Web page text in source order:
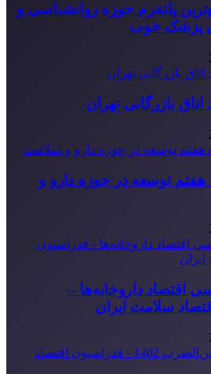
پلتفرم حوزه روانشناسی و
پزشک خوب
بازرگانی تهران
هفتم توسعه در حوزه دارو و
اقتصاد داروخانه‌ها –
سلامت ایران